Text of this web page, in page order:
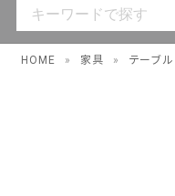
HOME » 家具 » テーブル